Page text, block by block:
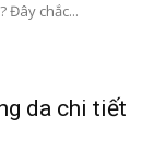
Đây chắc...
da chi tiết